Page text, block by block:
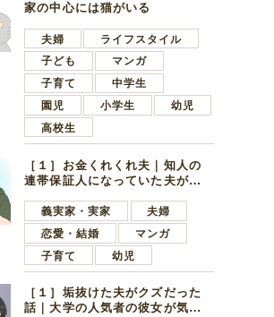
家の中心には猫がいる
夫婦
ライフスタイル
子ども
マンガ
子育て
中学生
園児
小学生
幼児
高校生
［１］お金くれくれ夫｜知人の
連帯保証人になっていた夫が家
言ってきた
義実家・実家
夫婦
恋愛・結婚
マンガ
子育て
幼児
［１］垢抜けた夫がクズだった
話｜大学の人気者の彼女が気に